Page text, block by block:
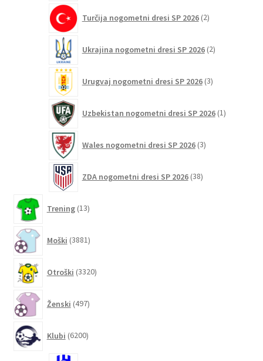
Turčija nogometni dresi SP 2026 2izdelka
Ukrajina nogometni dresi SP 2026 2izdelka
Urugvaj nogometni dresi SP 2026 3izdelki
Uzbekistan nogometni dresi SP 2026 1izdelek
Wales nogometni dresi SP 2026 3izdelki
ZDA nogometni dresi SP 2026 38izdelkov
Trening 13izdelkov
Moški 3881izdelkov
Otroški 3320izdelkov
Ženski 497izdelkov
Klubi 6200izdelkov